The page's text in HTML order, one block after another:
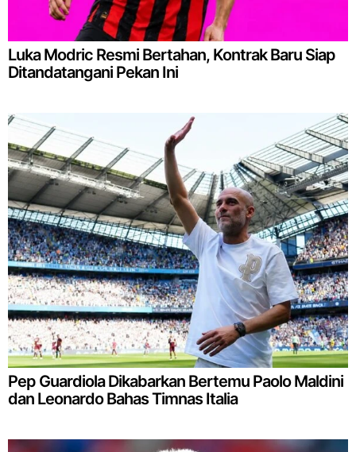
Luka Modric Resmi Bertahan, Kontrak Baru Siap
Ditandatangani Pekan Ini
Pep Guardiola Dikabarkan Bertemu Paolo Maldini
dan Leonardo Bahas Timnas Italia